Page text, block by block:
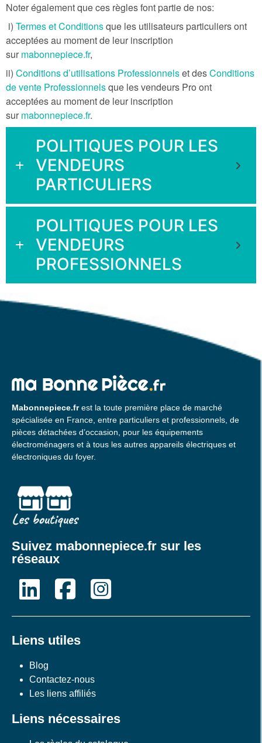
Noter également que ces règles font partie de nos:
i) Termes et Conditionsque les utilisateurs particuliers ont
acceptées au moment de leur inscription
sur mabonnepiece.fr,
ii) Conditions d’utilisations Professionnelset desConditions
de vente Professionnelsque les vendeurs Pro ont
acceptées au moment de leur inscription
sur mabonnepiece.fr.
POLITIQUES POUR LES
VENDEURS
PARTICULIERS
POLITIQUES POUR LES
VENDEURS
PROFESSIONNELS
Mabonnepiece.frest la toute première place de marché
spécialisée en France, entre particuliers et professionnels, de
pièces détachées d’occasion, pour les équipements
électroménagers et à tous les autres appareils électriques et
électroniques du foyer.
Suivez mabonnepiece.fr sur les
réseaux
Liens utiles
Blog
Contactez-nous
Les liens affiliés
Liens nécessaires